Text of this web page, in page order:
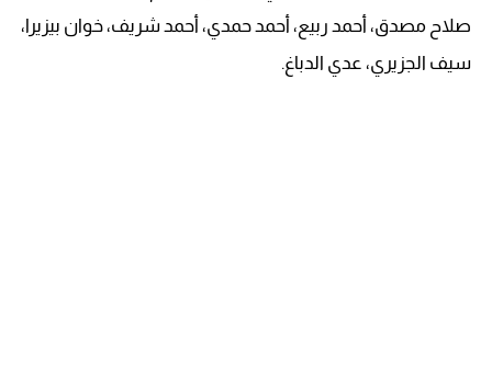
صلاح مصدق، أحمد ربيع، أحمد حمدي، أحمد شريف، خوان بيزيرا،
سيف الجزيري، عدي الدباغ.